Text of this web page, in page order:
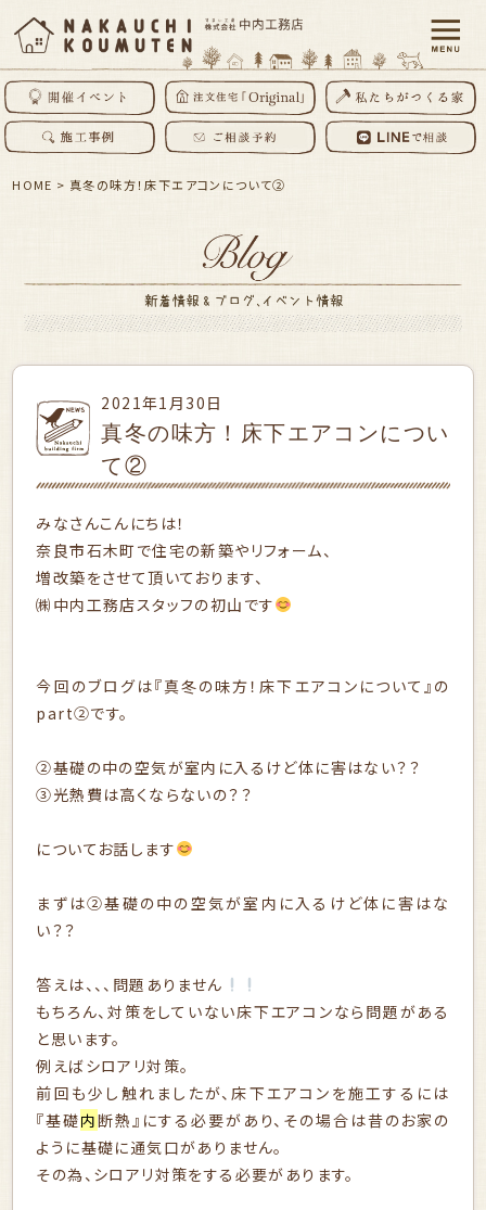
HOME > 真冬の味方！床下エアコンについて②
2021年1月30日
真冬の味方！床下エアコンについ
て②
みなさんこんにちは！
奈良市石木町で住宅の新築やリフォーム、
増改築をさせて頂いております、
㈱中内工務店スタッフの初山です
今回のブログは『真冬の味方！床下エアコンについて』の
part②です。
②基礎の中の空気が室内に入るけど体に害はない？？
③光熱費は高くならないの？？
についてお話します
まずは②基礎の中の空気が室内に入るけど体に害はな
い？？
答えは、、、問題ありません
もちろん、対策をしていない床下エアコンなら問題がある
と思います。
例えばシロアリ対策。
前回も少し触れましたが、床下エアコンを施工するには
『基礎内断熱』にする必要があり、その場合は昔のお家の
ように基礎に通気口がありません。
その為、シロアリ対策をする必要があります。